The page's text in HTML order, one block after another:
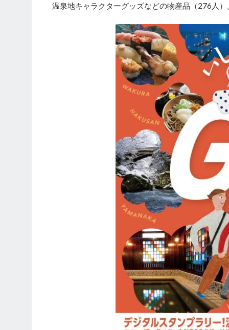
温泉地キャラクターグッズなどの物産品（276人